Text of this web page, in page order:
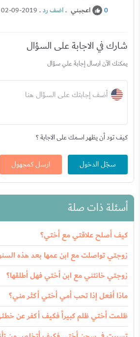
0 اعجبني .اضف رد.
02-09-2019
شارك في الاجابة على السؤال
يمكنك الآن ارسال إجابة علي سؤال
أضف إجابتك على السؤال هنا
كيف تود أن يظهر اسمك على الاجابة ؟
سجّل الدخول ارسل كمجهول
أسئلة ذات صلة
كيف أصلح علاقتي مع أختي؟
زوجتي تواصلت مع ابن عمها بعد هذه
زوجتي خانتني مع ابن أختي فهل أطلقها؟
ماذا أفعل إذا تحب أمي أختي أكثر مني؟
ظلمت أختي ظلم كبيراً فكيف أكفر عن